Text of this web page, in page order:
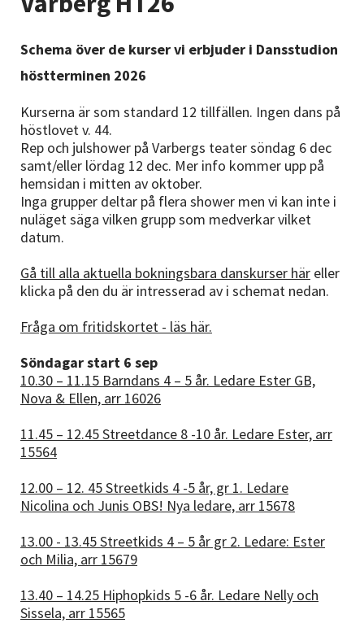
Nyheter
Avdelningar
Lyssna
Schema över de kurser vi erbjuder i Dansstudion
höstterminen 2026
Kurserna är som standard 12 tillfällen. Ingen dans på
höstlovet v. 44.
Rep och julshower på Varbergs teater söndag 6 dec
samt/eller lördag 12 dec. Mer info kommer upp på
hemsidan i mitten av oktober.
Inga grupper deltar på flera shower men vi kan inte i
nuläget säga vilken grupp som medverkar vilket
datum.
Gå till alla aktuella bokningsbara danskurser här eller
klicka på den du är intresserad av i schemat nedan.
Fråga om fritidskortet - läs här.
Söndagar start 6 sep
10.30 – 11.15 Barndans 4 – 5 år. Ledare Ester GB,
Nova & Ellen, arr 16026
11.45 – 12.45 Streetdance 8 -10 år. Ledare Ester, arr
15564
12.00 – 12. 45 Streetkids 4 -5 år, gr 1. Ledare
Nicolina och Junis OBS! Nya ledare, arr 15678
13.00 - 13.45 Streetkids 4 – 5 år gr 2. Ledare: Ester
och Milia, arr 15679
13.40 – 14.25 Hiphopkids 5 -6 år. Ledare Nelly och
Sissela, arr 15565